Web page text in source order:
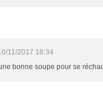
11/2017 18:34
bonne soupe pour se